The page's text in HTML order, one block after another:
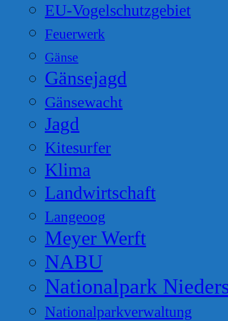
EU-Vogelschutzgebiet
Feuerwerk
Gänse
Gänsejagd
Gänsewacht
Jagd
Kitesurfer
Klima
Landwirtschaft
Langeoog
Meyer Werft
NABU
Nationalpark
Nationalparkverwaltung